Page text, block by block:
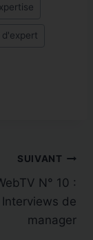
SUIVANT
N° 10 :
Interviews de
manager